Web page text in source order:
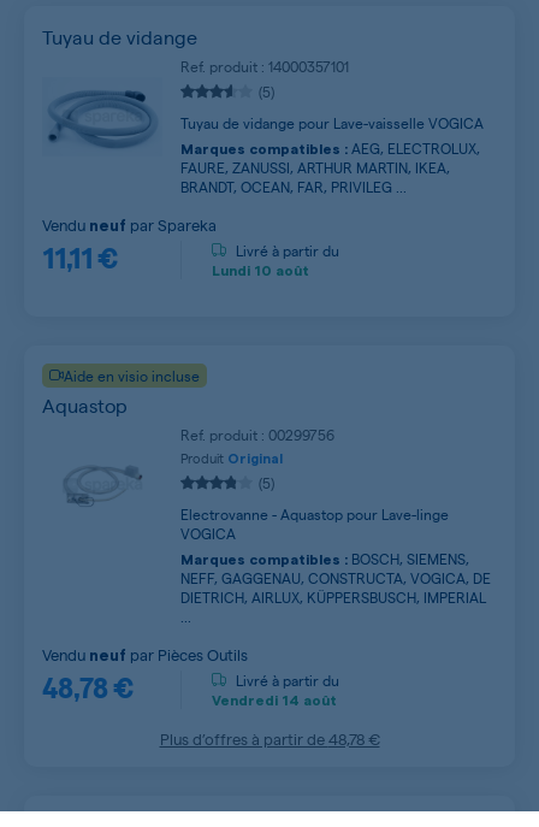
Tuyau de vidange
Ref. produit : 14000357101
(5)
Tuyau de vidange pour Lave-vaisselle VOGICA
Marques compatibles : AEG, ELECTROLUX,
FAURE, ZANUSSI, ARTHUR MARTIN, IKEA,
BRANDT, OCEAN, FAR, PRIVILEG ...
11,11 €
Vendu neuf parSpareka
Livré à partir du
Lundi 10 août
Aide en visio incluse
Aquastop
Ref. produit : 00299756
Produit Original
(5)
Electrovanne - Aquastop pour Lave-linge
VOGICA
Marques compatibles : BOSCH, SIEMENS,
NEFF, GAGGENAU, CONSTRUCTA, VOGICA, DE
DIETRICH, AIRLUX, KÜPPERSBUSCH, IMPERIAL
48,78 €
Vendu neuf par Pièces Outils
Livré à partir du
Vendredi 14 août
Plus d’offres à partir de48,78 €